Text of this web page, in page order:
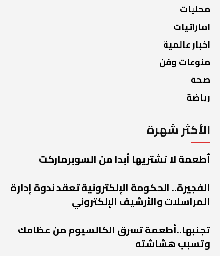
محليات
اماراتيات
اخبار عالمية
منوعات وفن
صحة
رياضة
الأكثر شهرة
أطعمة لا تشتريها أبداً من السوبرماركت
الفجيرة.. الحكومة الإلكترونية تعقد ندوة إدارة
المراسلات والأرشيف الإلكتروني
تجنبها..أطعمة تسرق الكالسيوم من عظامك
وتسبب هشاشته